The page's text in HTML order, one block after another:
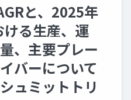
と、2025年
る生産、運
、主要プレー
バーについて
ュミットトリ